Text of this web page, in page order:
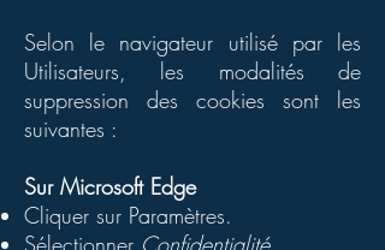
Selon le navigateur utilisé par les
Utilisateurs, les modalités de
suppression des cookies sont les
suivantes :
Sur Microsoft Edge
Cliquer sur Paramètres.
Sélectionner Confidentialité,